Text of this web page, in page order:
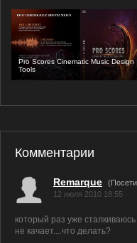
Pro Scores Cinematic Music Design
Tools
Комментарии
Remarque
12 июля 2010 18:55
который раз уже
не качает....что делать?